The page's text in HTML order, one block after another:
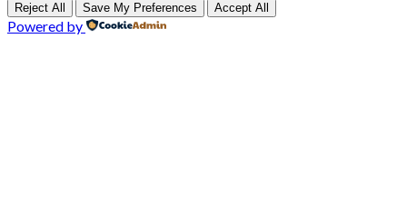
Reject All Save My Preferences Accept All
Powered by